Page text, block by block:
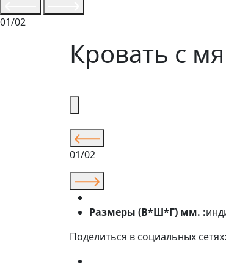
01/02
Кровать с
01/02
Размеры (В*Ш*Г) мм. :
Поделиться в социальных сетях: